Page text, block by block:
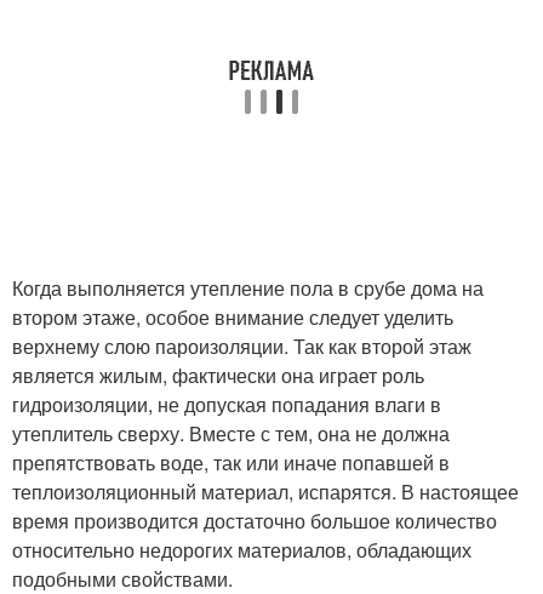
Когда выполняется утепление пола в срубе дома на
втором этаже, особое внимание следует уделить
верхнему слою пароизоляции. Так как второй этаж
является жилым, фактически она играет роль
гидроизоляции, не допуская попадания влаги в
утеплитель сверху. Вместе с тем, она не должна
препятствовать воде, так или иначе попавшей в
теплоизоляционный материал, испарятся. В настоящее
время производится достаточно большое количество
относительно недорогих материалов, обладающих
подобными свойствами.